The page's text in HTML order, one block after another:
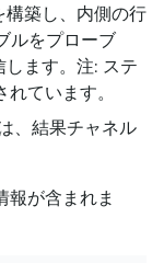
構築し、内側の行
ルをプローブ
ます。注: ステ
ています。
、結果チャネル
報が含まれま